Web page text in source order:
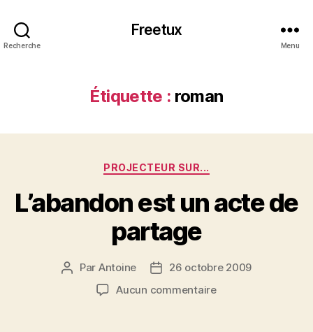
Recherche
Freetux
Menu
Étiquette : roman
Catégories
PROJECTEUR SUR...
L’abandon est un acte de
partage
Auteur
l’article
Par Antoine
Date26 octobre 2009
Aucun commentairesur